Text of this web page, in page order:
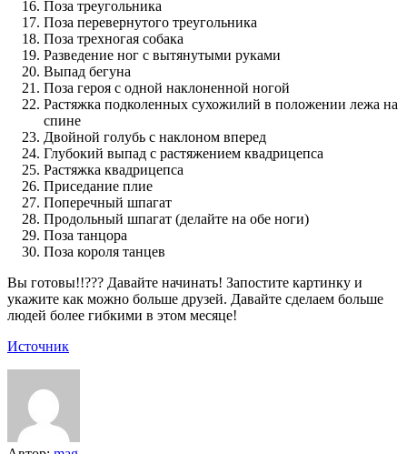
Поза треугольника
Поза перевернутого треугольника
Поза трехногая собака
Разведение ног с вытянутыми руками
Выпад бегуна
Поза героя с одной наклоненной ногой
Растяжка подколенных сухожилий в положении лежа на
спине
Двойной голубь с наклоном вперед
Глубокий выпад с растяжением квадрицепса
Растяжка квадрицепса
Приседание плие
Поперечный шпагат
Продольный шпагат (делайте на обе ноги)
Поза танцора
Поза короля танцев
Вы готовы!!??? Давайте начинать! Запостите картинку и
укажите как можно больше друзей. Давайте сделаем больше
людей более гибкими в этом месяце!
Источник